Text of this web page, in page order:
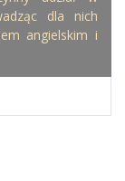
dla nich
angielskim i